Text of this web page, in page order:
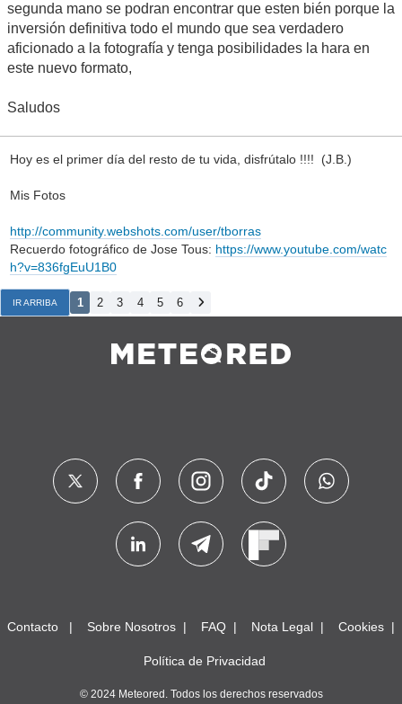
segunda mano se podran encontrar que esten bién porque la
inversión definitiva todo el mundo que sea verdadero
aficionado a la fotografía y tenga posibilidades la hara en
este nuevo formato,
Saludos
Hoy es el primer día del resto de tu vida, disfrútalo !!!! (J.B.)
Mis Fotos
http://community.webshots.com/user/tborras
Recuerdo fotográfico de Jose Tous: https://www.youtube.com/watc
h?v=836fgEuU1B0
IR ARRIBA 1 2 3 4 5 6
Contacto Sobre Nosotros FAQ Nota Legal Cookies
Política de Privacidad
© 2024 Meteored. Todos los derechos reservados